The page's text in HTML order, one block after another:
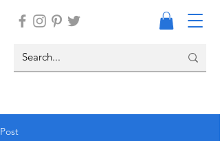
Post